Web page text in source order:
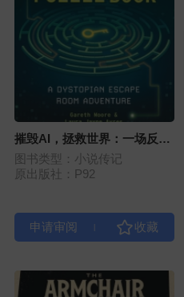
摧毁AI，拯救世界：一场反乌
托邦式密室逃脱冒险
图书类型：小说传记
原出版社：P92